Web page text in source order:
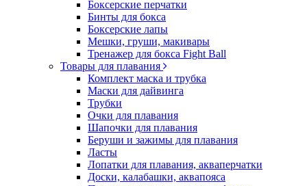
Боксерские перчатки
Бинты для бокса
Боксерские лапы
Мешки, груши, макивары
Тренажер для бокса Fight Ball
Товары для плавания
Комплект маска и трубка
Маски для дайвинга
Трубки
Очки для плавания
Шапочки для плавания
Беруши и зажимы для плавания
Ласты
Лопатки для плавания, акваперчатки
Доски, калабашки, аквапояса